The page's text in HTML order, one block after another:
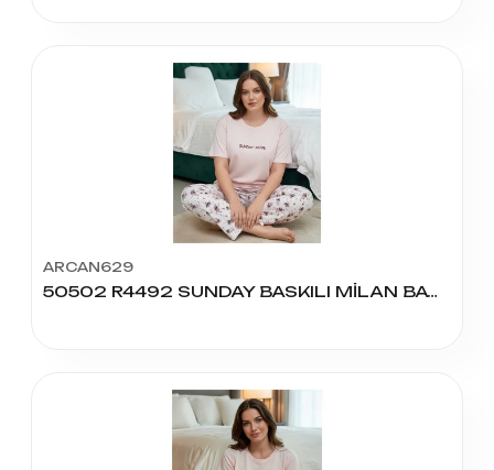
ARCAN629
50502 R4492 SUNDAY BASKILI MİLAN BATTAL PİJAMA TAKIMI